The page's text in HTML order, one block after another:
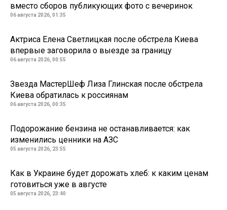
вместо сборов публикующих фото с вечеринок
06 августа 2026, 01:35
Актриса Елена Светлицкая после обстрела Киева
впервые заговорила о выезде за границу
06 августа 2026, 00:55
Звезда МастерШеф Лиза Глинская после обстрела
Киева обратилась к россиянам
06 августа 2026, 00:35
Подорожание бензина не останавливается: как
изменились ценники на АЗС
05 августа 2026, 23:55
Как в Украине будет дорожать хлеб: к каким ценам
готовиться уже в августе
05 августа 2026, 23:40